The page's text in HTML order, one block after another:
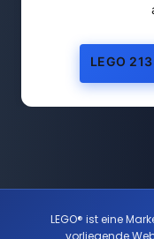
LEGO
LEGO® ist eine
vorliegende